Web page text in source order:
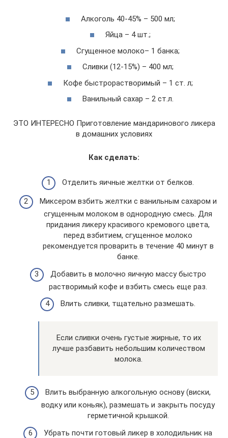
Алкоголь 40-45% – 500 мл;
Яйца – 4 шт.;
Сгущенное молоко– 1 банка;
Сливки (12-15%) – 400 мл;
Кофе быстрорастворимый – 1 ст. л;
Ванильный сахар – 2 ст.л.
ЭТО ИНТЕРЕСНО Приготовление мандаринового ликера
в домашних условиях
Как сделать:
Отделить яичные желтки от белков.
Миксером взбить желтки с ванильным сахаром и
сгущенным молоком в однородную смесь. Для
придания ликеру красивого кремового цвета,
перед взбитием, сгущенное молоко
рекомендуется проварить в течение 40 минут в
банке.
Добавить в молочно яичную массу быстро
растворимый кофе и взбить смесь еще раз.
Влить сливки, тщательно размешать.
Если сливки очень густые жирные, то их
лучше разбавить небольшим количеством
молока.
Влить выбранную алкогольную основу (виски,
водку или коньяк), размешать и закрыть посуду
герметичной крышкой.
Убрать почти готовый ликер в холодильник на